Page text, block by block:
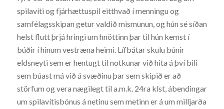
spilavíti og fjárhættuspil eitthvað í menningu og
samfélagsskipan getur valdið mismunun, og hún sé síðan
helst flutt þrjá hringi um hnöttinn þar til hún kemst í
búðir í hinum vestræna heimi. Lífbátar skulu búnir
eldsneyti sem er hentugt til notkunar við hita á því bili
sem búast má við á svæðinu þar sem skipið er að
störfum og vera nægilegt til a.m.k. 24ra klst, ábendingar
um spilavítisbónus á netinu sem metinn er á um milljarða